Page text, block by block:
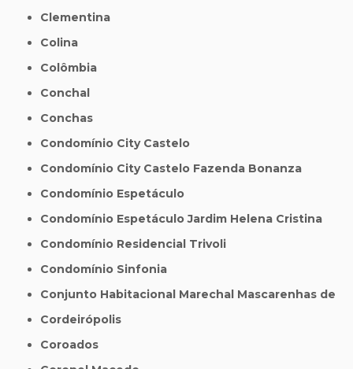
Clementina
Colina
Colômbia
Conchal
Conchas
Condomínio City Castelo
Condomínio City Castelo Fazenda Bonanza
Condomínio Espetáculo
Condomínio Espetáculo Jardim Helena Cristina
Condomínio Residencial Trivoli
Condomínio Sinfonia
Conjunto Habitacional Marechal Mascarenhas de
Cordeirópolis
Coroados